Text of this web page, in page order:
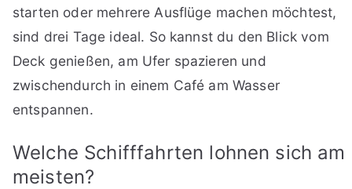
starten oder mehrere Ausflüge machen möchtest,
sind drei Tage ideal. So kannst du den Blick vom
Deck genießen, am Ufer spazieren und
zwischendurch in einem Café am Wasser
entspannen.
Welche Schifffahrten lohnen sich am
meisten?